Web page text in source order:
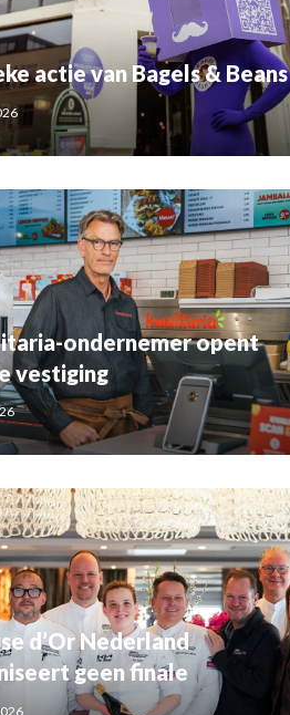
actie van Bagels & Beans
ondernemer opent
vestiging
d’Or Nederland
geen finale